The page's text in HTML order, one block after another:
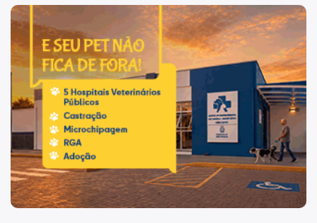
Acesso à Informação
Participação Social
Quadro de Serviços
A Empresa
Organização
Agenda do Presidente e Chefe de Gabinete
Operações Urbanas
Água Branca
Imagem de um cachorro caramelo e uma gata rajada,